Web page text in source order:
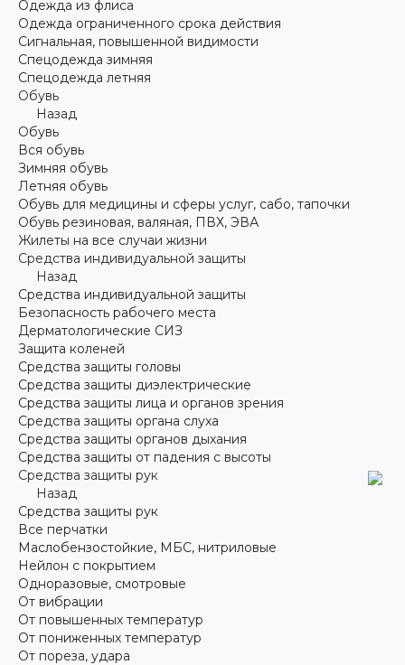
Одежда из флиса
Одежда ограниченного срока действия
Сигнальная, повышенной видимости
Спецодежда зимняя
Спецодежда летняя
Обувь
Назад
Обувь
Вся обувь
Зимняя обувь
Летняя обувь
Обувь для медицины и сферы услуг, сабо, тапочки
Обувь резиновая, валяная, ПВХ, ЭВА
Жилеты на все случаи жизни
Средства индивидуальной защиты
Назад
Средства индивидуальной защиты
Безопасность рабочего места
Дерматологические СИЗ
Защита коленей
Средства защиты головы
Средства защиты диэлектрические
Средства защиты лица и органов зрения
Средства защиты органа слуха
Средства защиты органов дыхания
Средства защиты от падения с высоты
Средства защиты рук
Назад
Средства защиты рук
Все перчатки
Маслобензостойкие, МБС, нитриловые
Нейлон с покрытием
Одноразовые, смотровые
От вибрации
От повышенных температур
От пониженных температур
От пореза, удара